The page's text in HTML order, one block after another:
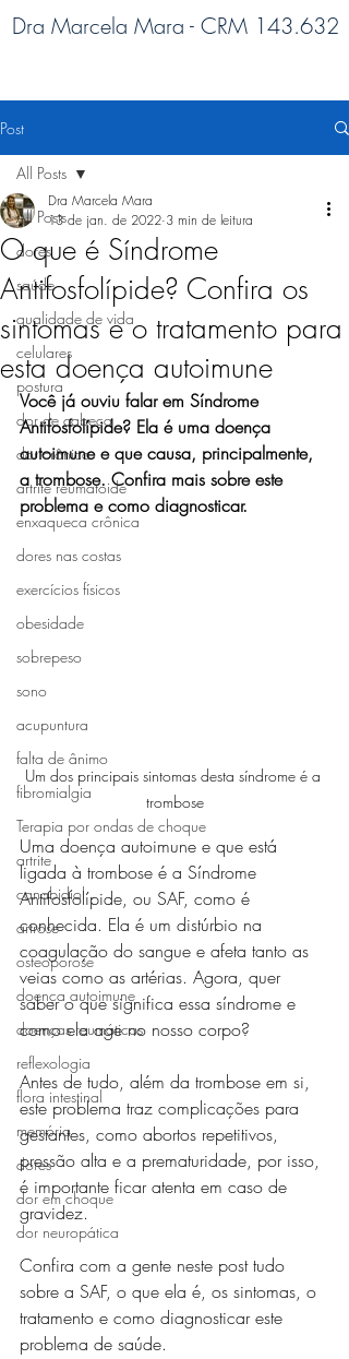
Dra Marcela Mara - CRM 143.632
Post
All Posts
dores
saúde
qualidade de vida
celulares
postura
dor de cabeça
dor crônica
artrite reumatoide
enxaqueca crônica
dores nas costas
exercícios físicos
obesidade
sobrepeso
sono
acupuntura
falta de ânimo
fibromialgia
Terapia por ondas de choque
artrite
canabidiol
artrose
osteoporose
doença autoimune
doenças reumáticas
reflexologia
flora intestinal
memória
dores
dor em choque
dor neuropática
All Posts
O que é Síndrome
Antifosfolípide? Confira os
sintomas e o tratamento para
esta doença autoimune
Dra Marcela Mara
13 de jan. de 2022 3 min de leitura
Você já ouviu falar em Síndrome
Antifosfolípide? Ela é uma doença
autoimune e que causa, principalmente,
a trombose. Confira mais sobre este
problema e como diagnosticar.
Um dos principais sintomas desta síndrome é a
trombose
Uma doença autoimune e que está
ligada à trombose é a Síndrome
Antifosfolípide, ou SAF, como é
conhecida. Ela é um distúrbio na
coagulação do sangue e afeta tanto as
veias como as artérias. Agora, quer
saber o que significa essa síndrome e
como ela age no nosso corpo?
Antes de tudo, além da trombose em si,
este problema traz complicações para
gestantes, como abortos repetitivos,
pressão alta e a prematuridade, por isso,
é importante ficar atenta em caso de
gravidez.
Confira com a gente neste post tudo
sobre a SAF, o que ela é, os sintomas, o
tratamento e como diagnosticar este
problema de saúde.